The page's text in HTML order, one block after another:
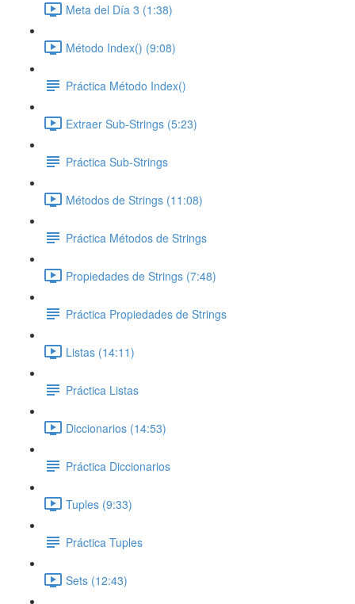
Meta del Día 3 (1:38)
Método Index() (9:08)
Práctica Método Index()
Extraer Sub-Strings (5:23)
Práctica Sub-Strings
Métodos de Strings (11:08)
Práctica Métodos de Strings
Propiedades de Strings (7:48)
Práctica Propiedades de Strings
Listas (14:11)
Práctica Listas
Diccionarios (14:53)
Práctica Diccionarios
Tuples (9:33)
Práctica Tuples
Sets (12:43)